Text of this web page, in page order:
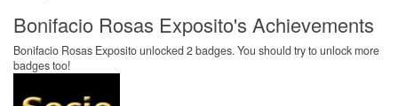
Bonifacio Rosas Exposito's Achievements
Bonifacio Rosas Exposito unlocked 2 badges. You should try to unlock more
badges too!